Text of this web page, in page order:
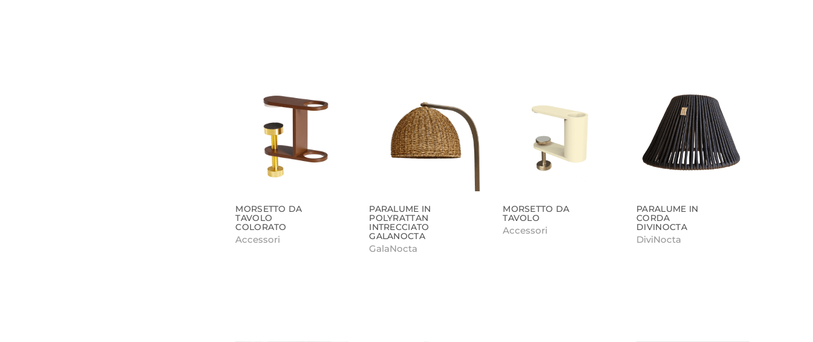
MORSETTO DA
TAVOLO
COLORATO
Accessori
PARALUME IN
POLYRATTAN
INTRECCIATO
GALANOCTA
GalaNocta
MORSETTO DA
TAVOLO
Accessori
PARALUME IN
CORDA
DIVINOCTA
DiviNocta